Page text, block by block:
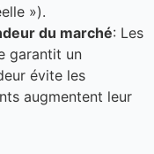
»).
du marché: Les
garantit un
évite les
augmentent leur